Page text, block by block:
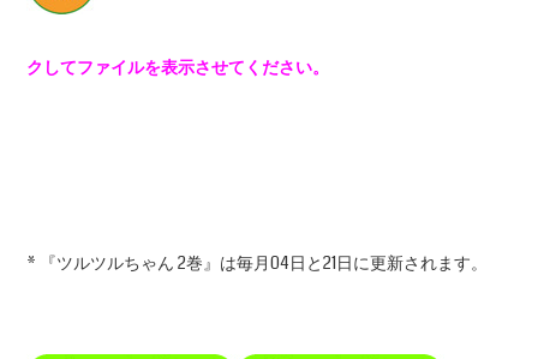
クしてファイルを表示させてください。
* 『ツルツルちゃん 2巻』は毎月04日と21日に更新されます。